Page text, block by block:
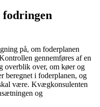
på, om foderplanen
gennemføres af en
overblik over, om køer og
beregnet i foderplanen, og
være. Kvægkonsulenten
og